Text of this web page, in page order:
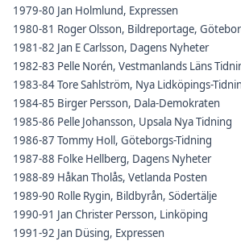
1979-80 Jan Holmlund, Expressen
1980-81 Roger Olsson, Bildreportage,
1981-82 Jan E Carlsson, Dagens Nyheter
1982-83 Pelle Norén, Vestmanlands Läns
1983-84 Tore Sahlström, Nya Lidköpings-
1984-85 Birger Persson, Dala-Demokraten
1985-86 Pelle Johansson, Upsala Nya Tidning
1986-87 Tommy Holl, Göteborgs-Tidning
1987-88 Folke Hellberg, Dagens Nyheter
1988-89 Håkan Tholås, Vetlanda Posten
1989-90 Rolle Rygin, Bildbyrån, Södertälje
1990-91 Jan Christer Persson, Linköping
1991-92 Jan Düsing, Expressen